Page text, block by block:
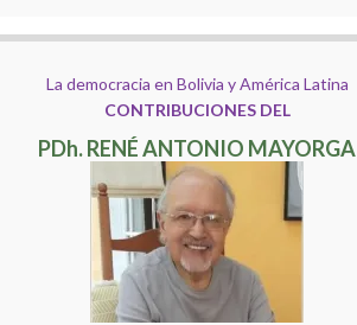
La democracia en Bolivia y América Latina
CONTRIBUCIONES DEL
PDh. RENÉ ANTONIO MAYORGA